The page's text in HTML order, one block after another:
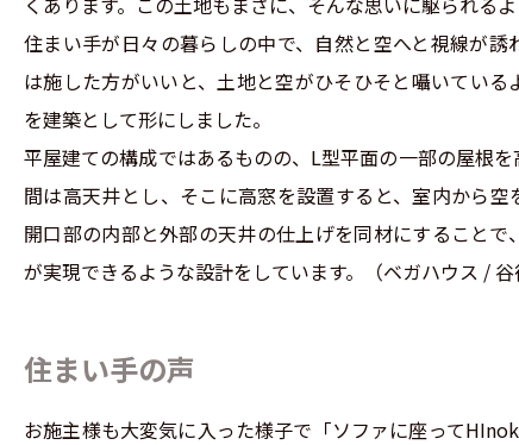
住まい手が日々の暮らしの中で、自然と空へと視線が
は施した方がいいと、土地と空がひそひそと囁いている
を建築として形にしました。
平屋建ての構成ではあるものの、L型平面の一部の屋根
間は高天井とし、そこに高窓を設置すると、室内から
開口部の内部と外部の天井の仕上げを同材にすることで
が実現できるような設計をしています。
（ベガハウス / 谷
住まい手の声
お施主様も⼤変気に⼊った様⼦で「ソファに座って